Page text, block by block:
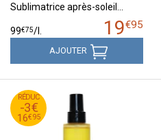
Sublimatrice après-soleil…
19€95
99€75/
AJOUTER
RÉDUC
-3€
16€95
19
€
95
16
€
95